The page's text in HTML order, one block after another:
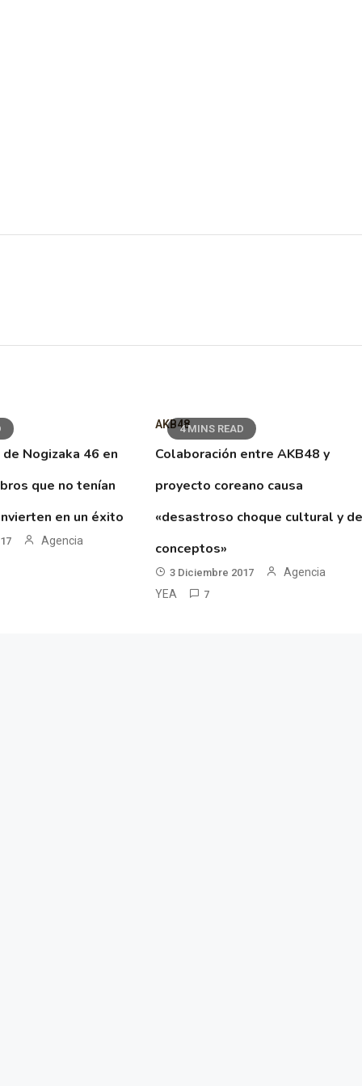
Nogizaka 46 en
que no tenían
en un éxito
Agencia
4 MINS READ
AKB48
Colaboración entre AKB48 y
proyecto coreano causa
«desastroso choque cultural y
conceptos»
3 Diciembre 2017
Agencia
YEA
7